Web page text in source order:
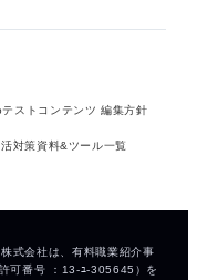
ストコンテンツ 編集方針
対策資料&ツール一覧